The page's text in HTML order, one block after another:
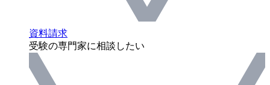
資料請求
受験の専門家に相談したい